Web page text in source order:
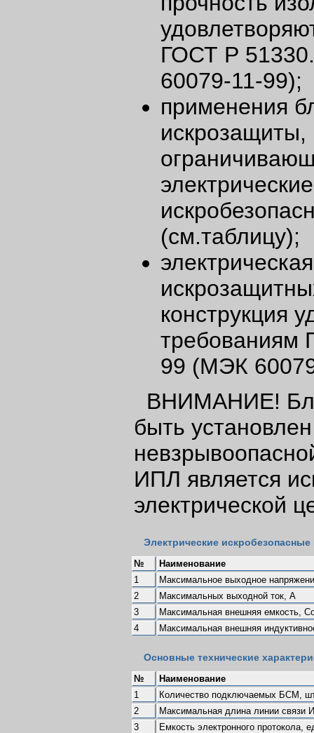
ГОСТ Р
60079-11-99);
применения
искрозащиты,
(см.таблицу);
конструкция
требованиям
99 (МЭК
ВНИМАНИЕ!
быть
ИПЛ является
электрической
Электрические
№
Наименование
1
Максимальное выходное
2
Максимальных выходной ток, А
3
Максимальная внешняя емкость,
4
Максимальная внешняя
Основные технические
№
Наименование
1
Количество подключаемых БСМ,
2
Максимальная длина линии связи
3
Емкость электронного протокола,